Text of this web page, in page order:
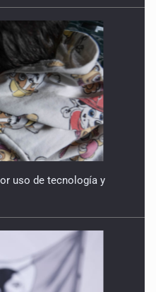
uso de tecnología y